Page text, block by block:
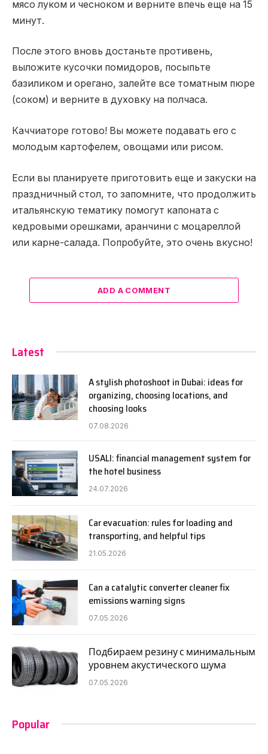
мясо луком и чесноком и верните впечь еще на 15
минут.
После этого вновь достаньте противень,
выложите кусочки помидоров, посыпьте
базиликом и орегано, залейте все томатным пюре
(соком) и верните в духовку на полчаса.
Каччиаторе готово! Вы можете подавать его с
молодым картофелем, овощами или рисом.
Если вы планируете приготовить еще и закуски на
праздничный стол, то запомните, что продолжить
итальянскую тематику помогут капоната с
кедровыми орешками, аранчини с моцареллой
или карне-салада. Попробуйте, это очень вкусно!
ADD A COMMENT
Latest
A stylish photoshoot in Dubai: ideas for
organizing, choosing locations, and
choosing looks
07.08.2026
USALI: financial management system for
the hotel business
24.07.2026
Car evacuation: rules for loading and
transporting, and helpful tips
21.05.2026
Can a catalytic converter cleaner fix
emissions warning signs
07.05.2026
Подбираем резину с минимальным
уровнем акустического шума
07.05.2026
Popular